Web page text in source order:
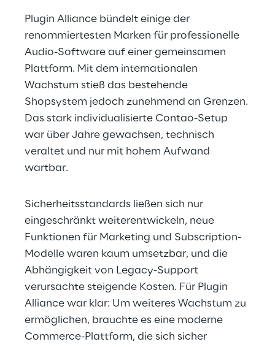
Plugin Alliance bündelt einige der
renommiertesten Marken für professionelle
Audio-Software auf einer gemeinsamen
Plattform. Mit dem internationalen
Wachstum stieß das bestehende
Shopsystem jedoch zunehmend an Grenzen.
Das stark individualisierte Contao-Setup
war über Jahre gewachsen, technisch
veraltet und nur mit hohem Aufwand
wartbar.
Sicherheitsstandards ließen sich nur
eingeschränkt weiterentwickeln, neue
Funktionen für Marketing und Subscription-
Modelle waren kaum umsetzbar, und die
Abhängigkeit von Legacy-Support
verursachte steigende Kosten. Für Plugin
Alliance war klar: Um weiteres Wachstum zu
ermöglichen, brauchte es eine moderne
Commerce-Plattform, die sich sicher